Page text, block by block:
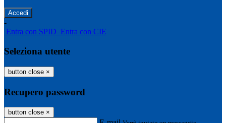
-
Entra con SPID Entra con CIE
Seleziona utente
button close ×
Recupero password
button close ×